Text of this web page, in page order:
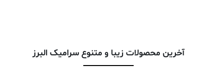
آخرین محصولات زیبا و متنوع سرامیک البرز